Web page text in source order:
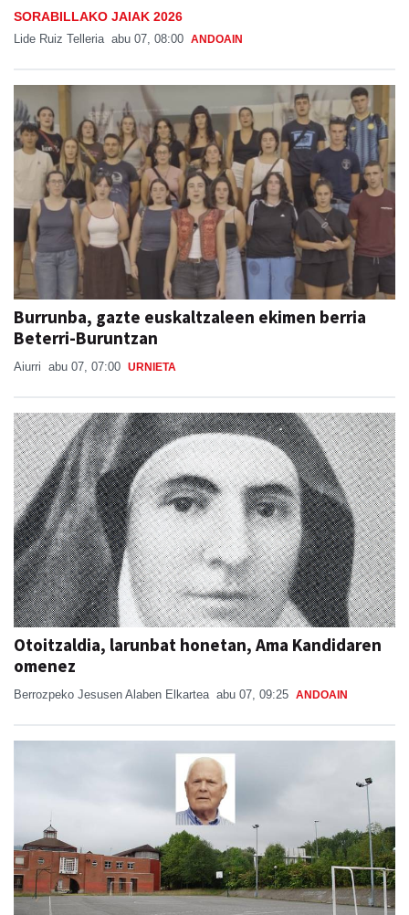
SORABILLAKO JAIAK 2026
Lide Ruiz Telleria abu 07, 08:00 ANDOAIN
Burrunba, gazte euskaltzaleen ekimen berria
Beterri-Buruntzan
Aiurri abu 07, 07:00 URNIETA
Otoitzaldia, larunbat honetan, Ama Kandidaren
omenez
Berrozpeko Jesusen Alaben Elkartea abu 07, 09:25 ANDOAIN